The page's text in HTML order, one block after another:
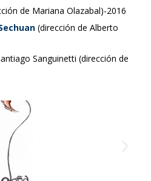
de Mariana Olazabal)-2016
(dirección de Alberto
Sanguinetti (dirección de